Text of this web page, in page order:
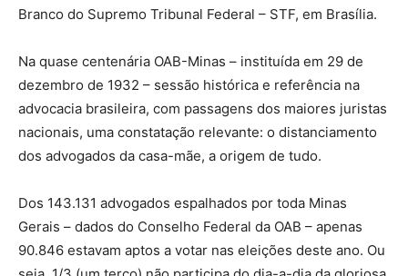
Branco do Supremo Tribunal Federal – STF, em Brasília.
Na quase centenária OAB-Minas – instituída em 29 de
dezembro de 1932 – sessão histórica e referência na
advocacia brasileira, com passagens dos maiores juristas
nacionais, uma constatação relevante: o distanciamento
dos advogados da casa-mãe, a origem de tudo.
Dos 143.131 advogados espalhados por toda Minas
Gerais – dados do Conselho Federal da OAB – apenas
90.846 estavam aptos a votar nas eleições deste ano. Ou